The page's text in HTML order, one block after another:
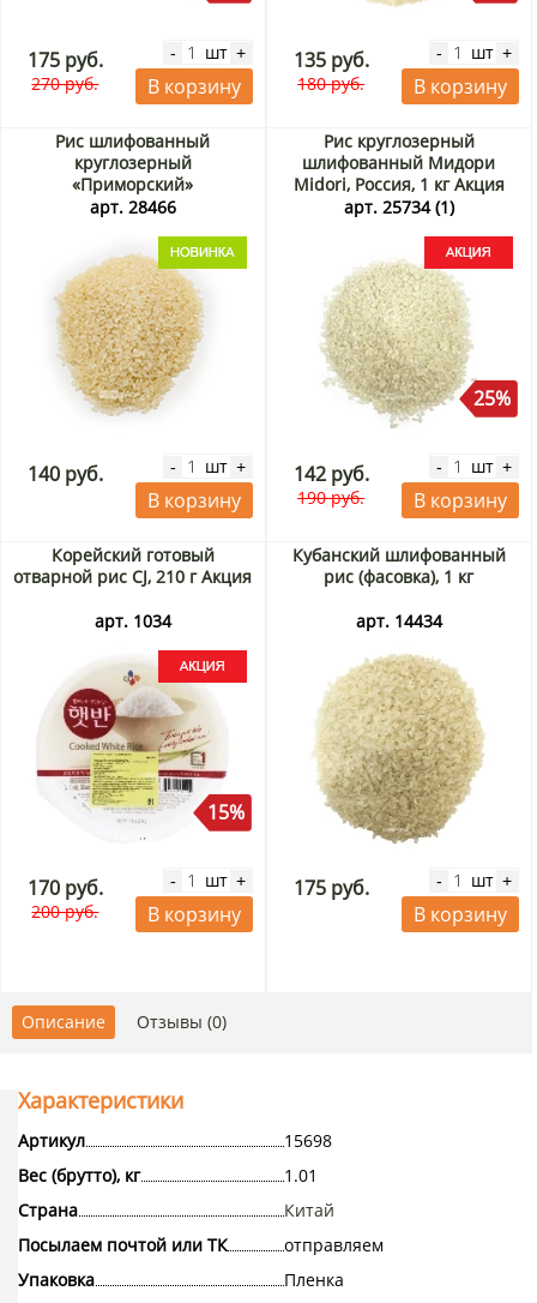
175 руб.
270 руб.
- шт +
В корзину
135 руб.
180 руб.
- шт +
В корзину
Рис шлифованный
круглозерный
«Приморский»
(фасованный), 1 кг
арт. 28466
140 руб. - шт +
В корзину
Рис круглозерный
шлифованный Мидори
Midori, Россия, 1 кг Акция
арт. 25734 (1)
25%
142 руб.
190 руб.
- шт +
В корзину
Корейский готовый
отварной рис CJ, 210 г Акция
арт. 1034
15%
170 руб.
200 руб.
- шт +
В корзину
Кубанский шлифованный
рис (фасовка), 1 кг
арт. 14434
175 руб. - шт +
В корзину
Описание Отзывы (0)
Характеристики
Артикул
15698
Вес (брутто), кг
1.01
Страна
Китай
Посылаем почтой или ТК
отправляем
Упаковка
Пленка